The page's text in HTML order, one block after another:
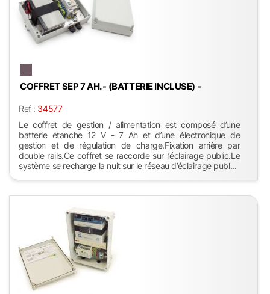
COFFRET SEP 7 AH. - (BATTERIE INCLUSE) -
Ref : 34577
Le coffret de gestion / alimentation est composé d’une
batterie étanche 12 V - 7 Ah et d’une électronique de
gestion et de régulation de charge.Fixation arrière par
double rails.Ce coffret se raccorde sur l’éclairage public.Le
système se recharge la nuit sur le réseau d’éclairage publ...